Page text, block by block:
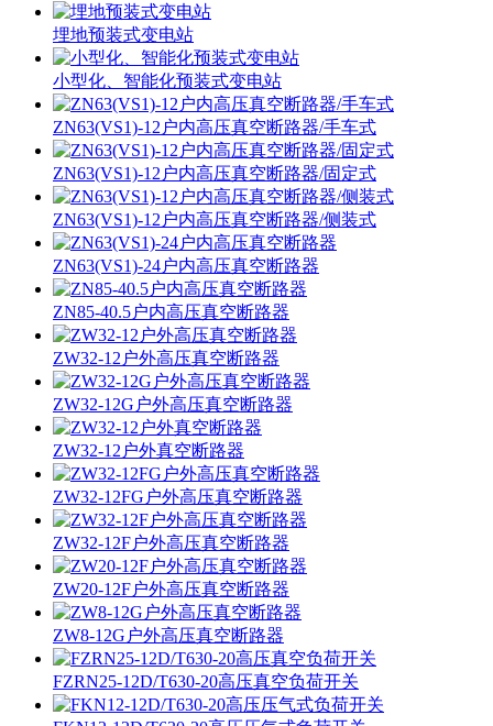
埋地预装式变电站
小型化、智能化预装式变电站
ZN63(VS1)-12户内高压真空断路器/手车式
ZN63(VS1)-12户内高压真空断路器/固定式
ZN63(VS1)-12户内高压真空断路器/侧装式
ZN63(VS1)-24户内高压真空断路器
ZN85-40.5户内高压真空断路器
ZW32-12户外高压真空断路器
ZW32-12G户外高压真空断路器
ZW32-12户外真空断路器
ZW32-12FG户外高压真空断路器
ZW32-12F户外高压真空断路器
ZW20-12F户外高压真空断路器
ZW8-12G户外高压真空断路器
FZRN25-12D/T630-20高压真空负荷开关